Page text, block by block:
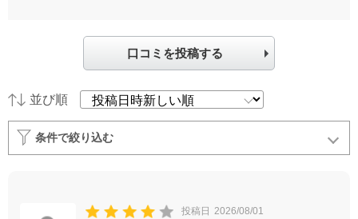
口コミを投稿する
並び順
条件で絞り込む
投稿日 2026/08/01